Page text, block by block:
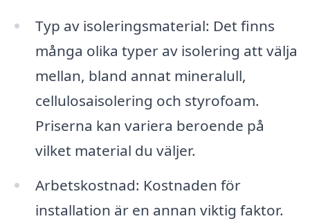
Typ av isoleringsmaterial: Det finns
många olika typer av isolering att välja
mellan, bland annat mineralull,
cellulosaisolering och styrofoam.
Priserna kan variera beroende på
vilket material du väljer.
Arbetskostnad: Kostnaden för
installation är en annan viktig faktor.